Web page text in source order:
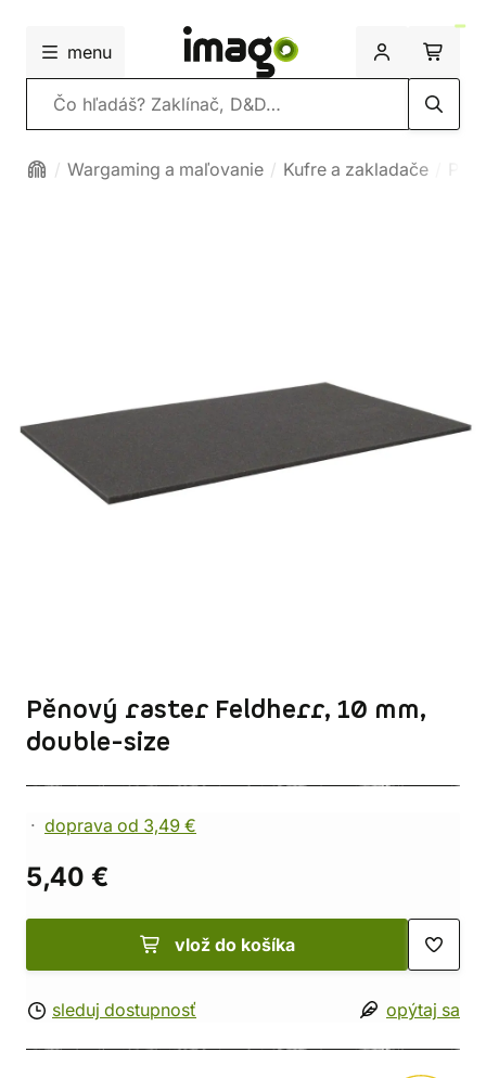
menu
Vyhľadávanie
Wargaming a maľovanie Kufre a zakladače
Pěnový raster Feldherr, 10 mm,
double-size
doprava od 3,49 €
5,40 €
vlož do košíka
sleduj dostupnosť opýtaj sa